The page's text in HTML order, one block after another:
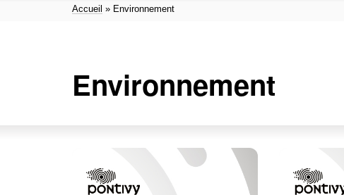
Accueil » Environnement
Environnement